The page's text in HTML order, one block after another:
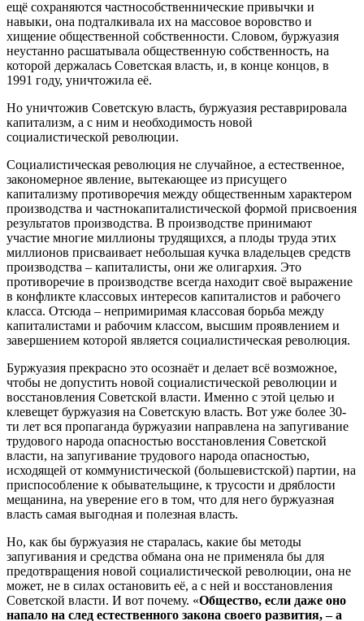
ещё сохраняются частнособственнические привычки и
навыки, она подталкивала их на массовое воровство и
хищение общественной собственности. Словом, буржуазия
неустанно расшатывала общественную собственность, на
которой держалась Советская власть, и, в конце концов, в
1991 году, уничтожила её.
Но уничтожив Советскую власть, буржуазия реставрировала
капитализм, а с ним и необходимость новой
социалистической революции.
Социалистическая революция не случайное, а естественное,
закономерное явление, вытекающее из присущего
капитализму противоречия между общественным характером
производства и частнокапиталистической формой присвоения
результатов производства. В производстве принимают
участие многие миллионы трудящихся, а плоды труда этих
миллионов присваивает небольшая кучка владельцев средств
производства – капиталисты, они же олигархия. Это
противоречие в производстве всегда находит своё выражение
в конфликте классовых интересов капиталистов и рабочего
класса. Отсюда – непримиримая классовая борьба между
капиталистами и рабочим классом, высшим проявлением и
завершением которой является социалистическая революция.
Буржуазия прекрасно это осознаёт и делает всё возможное,
чтобы не допустить новой социалистической революции и
восстановления Советской власти. Именно с этой целью и
клевещет буржуазия на Советскую власть. Вот уже более 30-
ти лет вся пропаганда буржуазии направлена на запугивание
трудового народа опасностью восстановления Советской
власти, на запугивание трудового народа опасностью,
исходящей от коммунистической (большевистской) партии, на
приспособление к обывательщине, к трусости и дряблости
мещанина, на уверение его в том, что для него буржуазная
власть самая выгодная и полезная власть.
Но, как бы буржуазия не старалась, какие бы методы
запугивания и средства обмана она не применяла бы для
предотвращения новой социалистической революции, она не
может, не в силах остановить её, а с ней и восстановления
Советской власти. И вот почему. «Общество, если даже оно
напало на след естественного закона своего развития, – а